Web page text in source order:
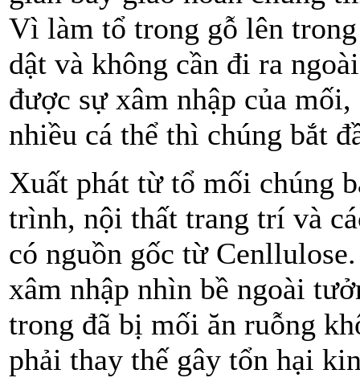
Vì làm tổ trong gỗ lên
dật và không cần đi ra
được sự xâm nhập của
nhiều cá thể thì chúng bắt
Xuất phát từ tổ mối chúng
trình, nội thất trang trí và
có nguồn gốc từ
xâm nhập nhìn bề ngoài
trong đã bị mối ăn ruỗng
phải thay thế gây tổn hại